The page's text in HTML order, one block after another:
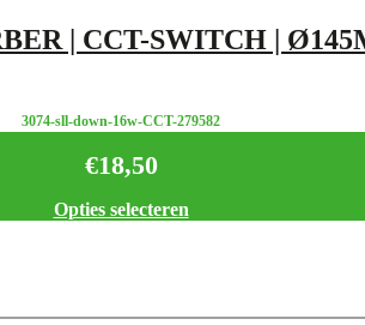
| CCT-SWITCH |
3074-sll-down-16w-CCT-279582
€18,50
Opties selecteren